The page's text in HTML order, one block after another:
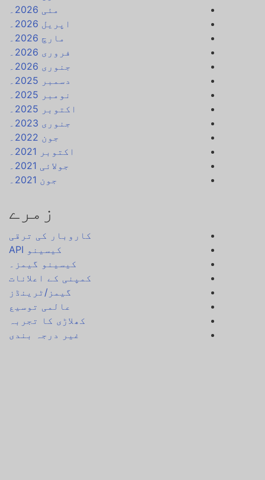
مئی 2026۔
اپریل 2026۔
مارچ 2026۔
فروری 2026۔
جنوری 2026۔
دسمبر 2025۔
نومبر 2025۔
اکتوبر 2025۔
جنوری 2023۔
جون 2022۔
اکتوبر 2021۔
جولائی 2021۔
جون 2021۔
زمرے
کاروبار کی ترقی
کیسینو API
کیسینو گیمز۔
کمپنی کے اعلانات
گیمز/ٹرینڈز
عالمی توسیع
کھلاڑی کا تجربہ
غیر درجہ بندی